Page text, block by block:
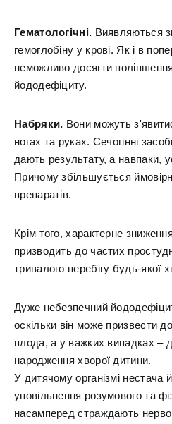
Гематологічні. Виявляються
гемоглобіну у крові. Як і в
неможливо досягти
йододефіциту.
Набряки. Вони можуть
ногах та руках. Сечогінні
дають результату, а навпаки,
Причому збільшується
препаратів.
Крім того, характерне
призводить до частих
тривалого перебігу будь-якої
Дуже небезпечний
оскільки він може призвести
плода, а у важких випадках –
народження хворої дитини.
У дитячому організмі нестача
уповільнення розумового та
насамперед страждають